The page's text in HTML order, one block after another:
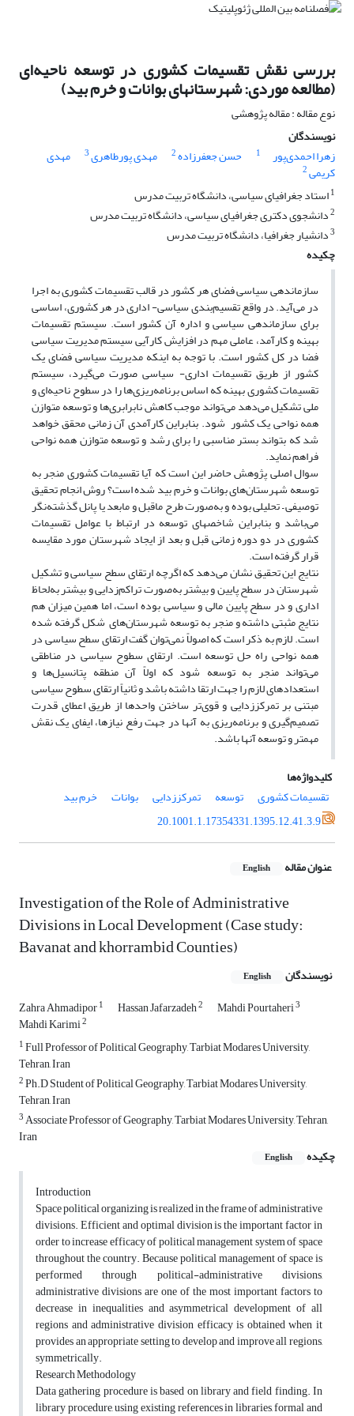
بررسی نقش تقسیمات کشوری در توسعه ناحیه‌ای
(مطالعه موردی: شهرستانهای بوانات و خرم بید)
نوع مقاله : مقاله پژوهشی
نویسندگان
زهرا احمدی‌پور
1 حسن جعفرزاده2 مهدی پورطاهری3 مهدی
کریمی2
1استاد جغرافیای سیاسی، دانشگاه تربیت مدرس
2دانشجوی دکتری جغرافیای سیاسی، دانشگاه تربیت مدرس
3دانشیار جغرافیا، دانشگاه تربیت مدرس
چکیده
سازماندهی سیاسی فضای هر کشور در قالب تقسیمات کشوری به اجرا
در می‌آید. در واقع تقسیم‌بندی سیاسی- اداری در هر کشوری، اساسی
برای سازماندهی سیاسی و اداره آن کشور است. سیستم تقسیمات
بهینه و کارآمد، عاملی مهم در افزایش کارآیی سیستم مدیریت سیاسی
فضا در کل کشور است. با توجه به اینکه مدیریت سیاسی فضای یک
کشور از طریق تقسیمات اداری- سیاسی صورت می‌گیرد، سیستم
تقسیمات کشوری بهینه که اساس برنامه‌ریزی‌ها را در سطوح ناحیه‌ای و
ملی تشکیل می‌دهد می‌تواند موجب کاهش نابرابری‌ها و توسعه متوازن
همه نواحی یک کشور شود. بنابراین کارآمدی آن زمانی محقق خواهد
شد که بتواند بستر مناسبی را برای رشد و توسعه متوازن همه نواحی
فراهم نماید.
سوال اصلی پژوهش حاضر این است که آیا تقسیمات کشوری منجر به
توسعه شهرستان‌های بوانات و خرم بید شده است؟ روش انجام تحقیق
توصیفی – تحلیلی بوده و به‌صورت طرح ماقبل و مابعد یا پانل گذشته‌نگر
می‌باشد و بنابراین شاخصهای توسعه در ارتباط با عوامل تقسیمات
کشوری در دو دوره زمانی قبل و بعد از ایجاد شهرستان مورد مقایسه
قرار گرفته است.
نتایج این تحقیق نشان می‌دهد که اگرچه ارتقای سطح سیاسی و تشکیل
شهرستان در سطح پایین و بیشتر به‌صورت تراکم‌زدایی و بیشتر به‌لحاظ
اداری و در سطح پایین مالی و سیاسی بوده است، اما همین میزان هم
نتایج مثبتی داشته و منجر به توسعه شهرستان‌های شکل گرفته شده
است. لازم به ذکر است که اصولاً نمی‌توان گفت ارتقای سطح سیاسی در
همه نواحی راه حل توسعه است. ارتقای سطوح سیاسی در مناطقی
می‌تواند منجر به توسعه شود که اولاً آن منطقه پتانسیل‌ها و
استعدادهای لازم را جهت ارتقا داشته باشد و ثانیاً ارتقای سطوح سیاسی
مبتنی بر تمرکززدایی و قوی‌تر ساختن واحدها از طریق اعطای قدرت
تصمیم‌گیری و برنامه‌ریزی به آنها در جهت رفع نیازها، ایفای یک نقش
مهمتر و توسعه آنها باشد.
کلیدواژه‌ها
تقسیمات کشوری
توسعه تمرکززدایی بوانات
خرم بید
20.1001.1.17354331.1395.12.41.3.9
عنوان مقاله English
Investigation of the Role of Administrative
Divisions in Local Development (Case study:
Bavanat and khorrambid Counties)
نویسندگان English
Zahra Ahmadipor1 Hassan Jafarzadeh2 Mahdi Pourtaheri3
Mahdi Karimi2
1Full Professor of Political Geography, Tarbiat Modares University,
Tehran, Iran
2Ph.D Student of Political Geography, Tarbiat Modares University,
Tehran, Iran
3Associate Professor of Geography, Tarbiat Modares University, Tehran,
Iran
چکیده
English
Introduction
Space political organizing is realized in the frame of administrative
divisions. Efficient and optimal division is the important factor in
order to increase efficacy of political management system of space
throughout the country. Because political management of space is
performed through political-administrative divisions,
administrative divisions are one of the most important factors to
decrease in inequalities and asymmetrical development of all
regions and administrative division efficacy is obtained when it
provides an appropriate setting to develop and improve all regions,
symmetrically.
Research Methodology
Data gathering procedure is based on library and field finding. In
library procedure, using existing references in libraries, formal and